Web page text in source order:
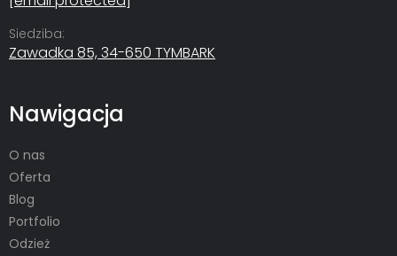
Siedziba:
Zawadka 85, 34-650 TYMBARK
Nawigacja
O nas
Oferta
Blog
Portfolio
Odzież